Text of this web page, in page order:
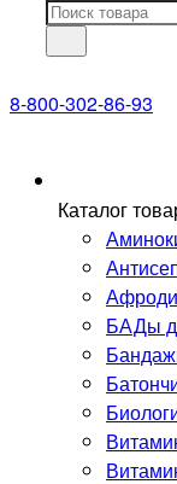
8-800-302-86-93
Каталог
БАДы